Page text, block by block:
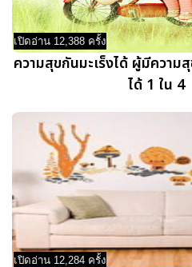
เปิดอ่าน 12,388 ครั้ง
ความสุขกันมะเร็งได้ ผู้มีความ
ได้ 1 ใน 4
เปิดอ่าน 12,284 ครั้ง